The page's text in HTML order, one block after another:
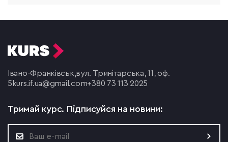
Івано-Франківськ, вул. Тринітарська, 11, оф.
5 kurs.if.ua@gmail.com+380 73 113 2025
Тримай курс. Підписуйся на новини: